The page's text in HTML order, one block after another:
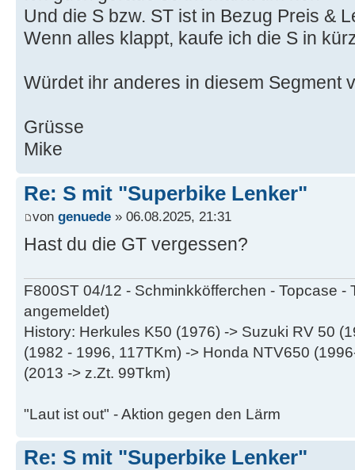
Und die S bzw. ST ist in Bezug Preis &
Wenn alles klappt, kaufe ich die S in
Würdet ihr anderes in diesem Segment
Grüsse
Mike
Re: S mit "Superbike Lenker"
von genuede » 06.08.2025, 21:31
Hast du die GT vergessen?
F800ST 04/12 - Schminkköfferchen - Topcase -
angemeldet)
History: Herkules K50 (1976) -> Suzuki RV 50
(1982 - 1996, 117TKm) -> Honda NTV650
(2013 -> z.Zt. 99Tkm)
"Laut ist out" - Aktion gegen den Lärm
Re: S mit "Superbike Lenker"